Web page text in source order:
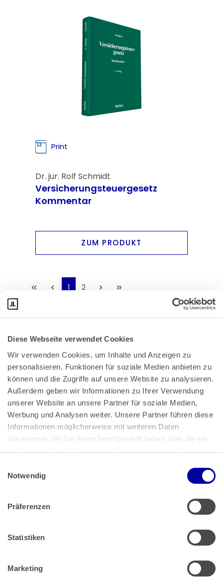
Diese Webseite verwendet Cookies
Wir verwenden Cookies, um Inhalte und Anzeigen zu
personalisieren, Funktionen für soziale Medien anbieten zu
können und die Zugriffe auf unsere Website zu analysieren.
Außerdem geben wir Informationen zu Ihrer Verwendung
unserer Website an unsere Partner für soziale Medien,
Werbung und Analysen weiter. Unsere Partner führen diese
Informationen möglicherweise mit weiteren Daten
zusammen, die Sie ihnen bereitgestellt haben oder die sie
im Rahmen Ihrer Nutzung der Dienste gesammelt haben.
Impressum
Notwendig
Präferenzen
Statistiken
Marketing
Print
Dr. jur. Rolf Schmidt
Versicherungsteuergesetz
Kommentar
ZUM PRODUKT
1 2
Bundeskanzlerplatz 2
53113 Bonn
Pressemitteilungen|AGB
Impressum|Datenschutz
Muster Widerrufsformular (PDF)
Barrierefreiheit